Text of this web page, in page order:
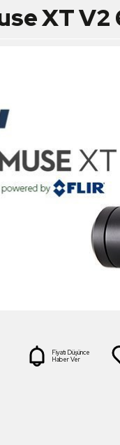
XT
Fiyatı Düşünce
Haber Ver